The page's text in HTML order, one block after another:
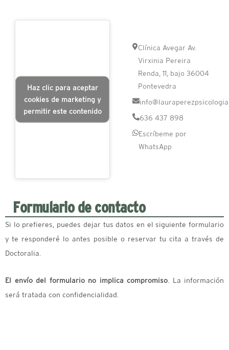
Haz clic para aceptar
cookies de marketing y
permitir este contenido
Clínica Avegar Av.
Virxinia Pereira
Renda, 11, bajo 36004
Pontevedra
636 437 898
Escríbeme por
WhatsApp
Formulario de contacto
Si lo prefieres, puedes dejar tus datos en el siguiente formulario
y te responderé lo antes posible o reservar tu cita a través de
Doctoralia.
El envío del formulario no implica compromiso . La información
será tratada con confidencialidad.